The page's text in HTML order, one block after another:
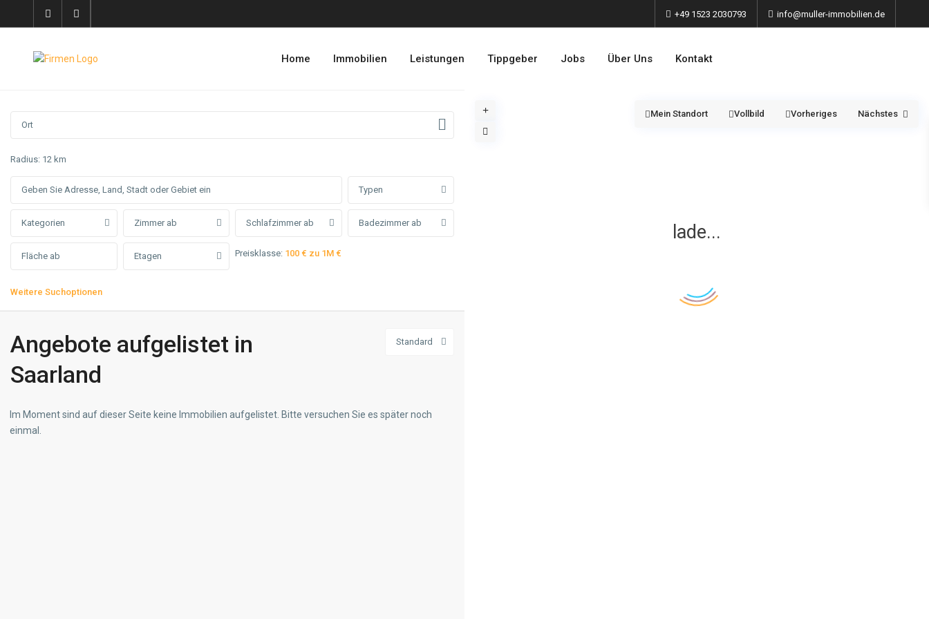
+49 1523 2030793 info@muller-immobilien.de
Home Immobilien Leistungen Tippgeber Jobs Über Uns Kontakt
lade...
Mein Standort Vollbild Vorheriges Nächstes
Radius: 12 km
Typen
Kategorien Zimmer ab Schlafzimmer ab Badezimmer ab
Etagen Preisklasse: 100 € zu 1M €
Weitere Suchoptionen
Standard
Angebote aufgelistet in
Saarland
Im Moment sind auf dieser Seite keine Immobilien aufgelistet. Bitte versuchen Sie es später noch
einmal.